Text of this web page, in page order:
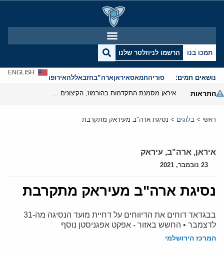
תמכו בנו הרשמו לניוזלטר שלנו
נושאים חמים: סוריהחמאסאיראןארה”בחזבאללהאירופהאנטישמיות
ENGLISH
התראות
ראשי > בלוגים > נסיגת ארה"ב מעיראק מתקרבת
איראן, ארה"ב, עיראק
23 נובמבר, 2021
נסיגת ארה"ב מעיראק מתקרבת
בבגדאד דוחים את הדיווחים על דחיית מועד הנסיגה מה-31
לדצמבר • החשש באזור - אפקט אפגניסטן נוסף
המרכז הירושלמי